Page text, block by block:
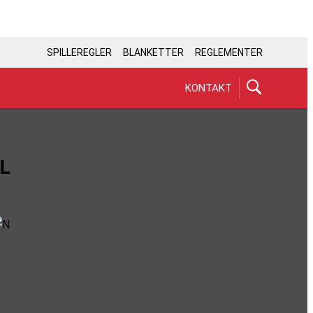
SPILLEREGLER BLANKETTER REGLEMENTER
KONTAKT